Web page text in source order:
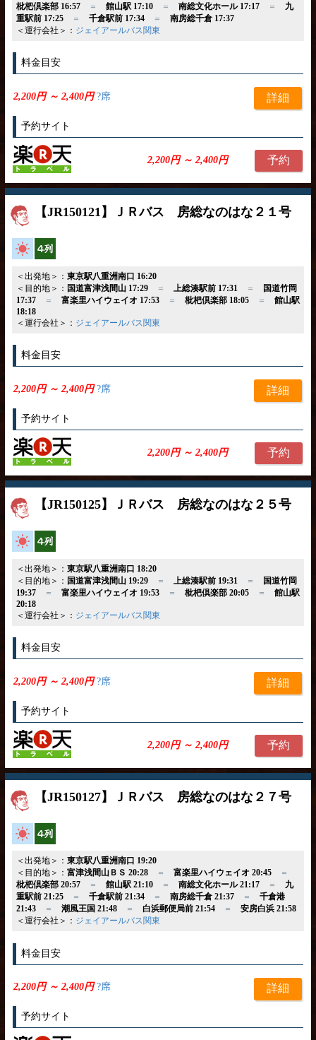
枇杷倶楽部 16:57＝ 館山駅 17:10＝ 南総文化ホール 17:17＝
九
重駅前 17:25＝ 千倉駅前 17:34＝ 南房総千倉 17:37
＜運行会社＞： ジェイアールバス関東
料金目安
2,200円 ～ 2,400円?席 詳細
予約サイト
2,200円 ～ 2,400円 予約
【JR150121】ＪＲバス 房総なのはな２１号
高速バス
＜出発地＞： 東京駅八重洲南口 16:20
＜目的地＞： 国道富津浅間山 17:29＝ 上総湊駅前 17:31 ＝
国道竹岡
17:37＝ 富楽里ハイウェイオ 17:53＝ 枇杷倶楽部 18:05＝ 館山駅
18:18
＜運行会社＞： ジェイアールバス関東
料金目安
2,200円 ～ 2,400円?席 詳細
予約サイト
2,200円 ～ 2,400円 予約
【JR150125】ＪＲバス 房総なのはな２５号
高速バス
＜出発地＞： 東京駅八重洲南口 18:20
＜目的地＞： 国道富津浅間山 19:29＝ 上総湊駅前 19:31 ＝
国道竹岡
19:37＝ 富楽里ハイウェイオ 19:53＝ 枇杷倶楽部 20:05＝ 館山駅
20:18
＜運行会社＞： ジェイアールバス関東
料金目安
2,200円 ～ 2,400円?席 詳細
予約サイト
2,200円 ～ 2,400円 予約
【JR150127】ＪＲバス 房総なのはな２７号
高速バス
＜出発地＞： 東京駅八重洲南口 19:20
＜目的地＞： 富津浅間山ＢＳ 20:28＝ 富楽里ハイウェイオ 20:45＝
枇杷倶楽部 20:57＝ 館山駅 21:10＝ 南総文化ホール 21:17＝
九
重駅前 21:25＝ 千倉駅前 21:34＝ 南房総千倉 21:37＝ 千倉港
21:43＝ 潮風王国 21:48＝ 白浜郵便局前 21:54＝ 安房白浜 21:58
＜運行会社＞： ジェイアールバス関東
料金目安
2,200円 ～ 2,400円?席 詳細
予約サイト